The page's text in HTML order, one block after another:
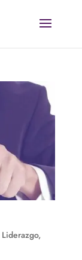
Liderazgo,